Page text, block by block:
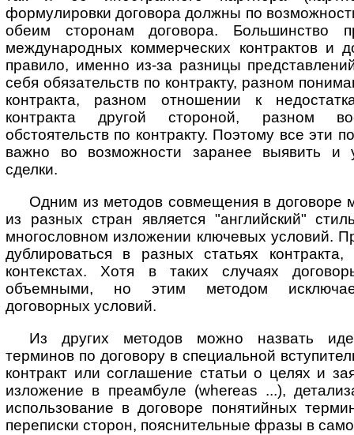
формулировки договора должны по
обеим сторонам договора. Большинство
международных коммерческих контрактов и
правило, именно из-за разницы
себя обязательств по контракту, разном
контракта, разном отношении к
контракта другой стороной, разном
обстоятельств по контракту. Поэтому все эти
важно во возможности заранее выявить и
сделки.
Одним из методов совмещения в договоре
из разных стран является "ан­г­лий­ский"
многословном изложении ключевых условий.
дуб­ли­ро­вать­ся в разных статьях
контекстах. Хотя в таких случаях
объемными, но этим методом
договорных условий.
Из других методов можно назвать
терминов по договору в специальной
контракт или соглашение статьи о целях и
изложение в преамбуле (whereas ...),
использование в договоре понятийных
переписки сторон, пояснительные фразы в